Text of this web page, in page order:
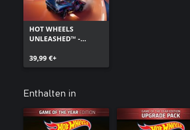
HOT WHEELS
UNLEASHED™ -
39,99 €+
Enthalten in